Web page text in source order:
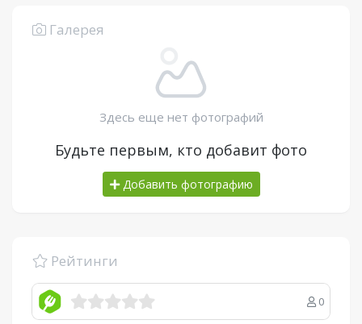
Галерея
Здесь еще нет фотографий
Будьте первым, кто добавит фото
Добавить фотографию
Рейтинги
0